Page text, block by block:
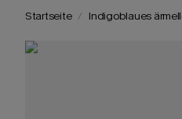
Startseite Indigoblaues